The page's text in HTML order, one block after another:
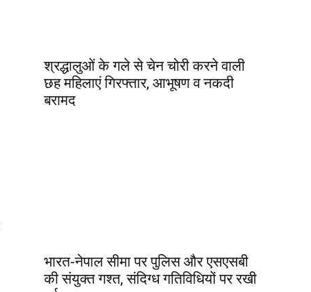
श्रद्धालुओं के गले से चेन चोरी करने वाली
छह महिलाएं गिरफ्तार, आभूषण व नकदी
बरामद
भारत-नेपाल सीमा पर पुलिस और एसएसबी
की संयुक्त गश्त, संदिग्ध गतिविधियों पर रखी